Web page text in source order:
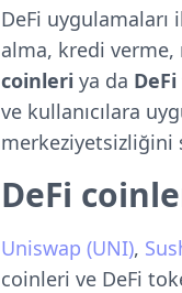
DeFi
alma, kredi verme,
coinleri ya da
ve kullanıcılara
merkeziyetsizliğini
DeFi
Uniswap (UNI),
coinleri ve DeFi